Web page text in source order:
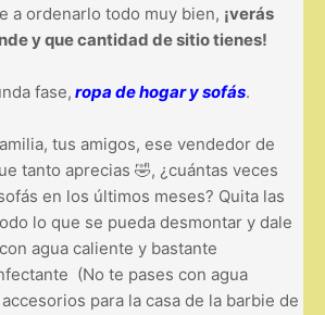
a ordenarlo todo muy bien, ¡verás
y que cantidad de sitio tienes!
fase, ropa de hogar y sofás.
tus amigos, ese vendedor de
tanto aprecias 🤣, ¿cuántas veces
en los últimos meses? Quita las
lo que se pueda desmontar y dale
agua caliente y bastante
(No te pases con agua
para la casa de la barbie de